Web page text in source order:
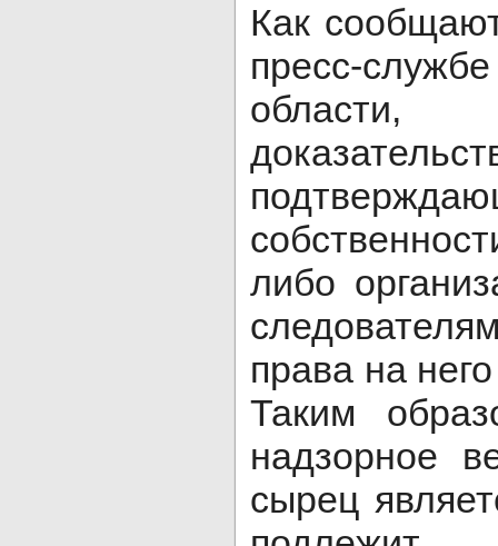
Как
пресс-
либо
права на
Таким
надзорное
сырец